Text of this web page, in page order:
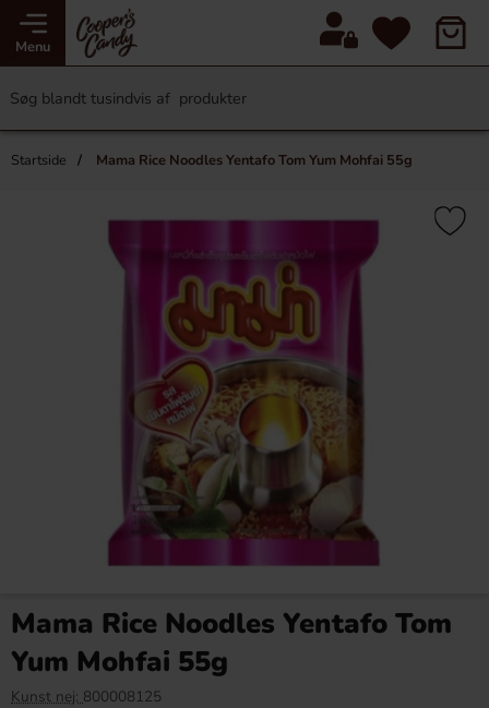
Menu
Startside Mama Rice Noodles Yentafo Tom Yum Mohfai 55g
Mama Rice Noodles Yentafo Tom
Yum Mohfai 55g
Kunst nej: 800008125